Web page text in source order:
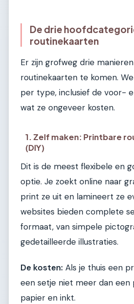
De drie
routinekaarten
Er zijn grofweg drie
routinekaarten te komen.
per type, inclusief de voor-
wat ze ongeveer kosten.
1. Zelf maken: Printbare
(DIY)
Dit is de meest flexibele en
optie. Je zoekt online naar
print ze uit en lamineert ze
websites bieden complete
formaat, van simpele
gedetailleerde illustraties.
De kosten: Als je thuis een
een setje niet meer dan een
papier en inkt.